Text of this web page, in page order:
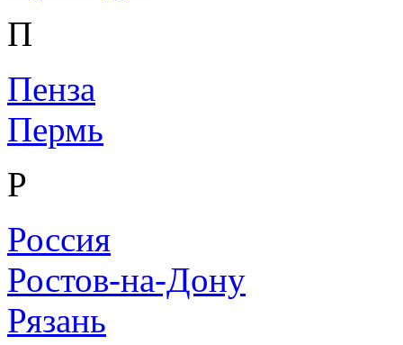
П
Пенза
Пермь
Р
Россия
Ростов-на-Дону
Рязань